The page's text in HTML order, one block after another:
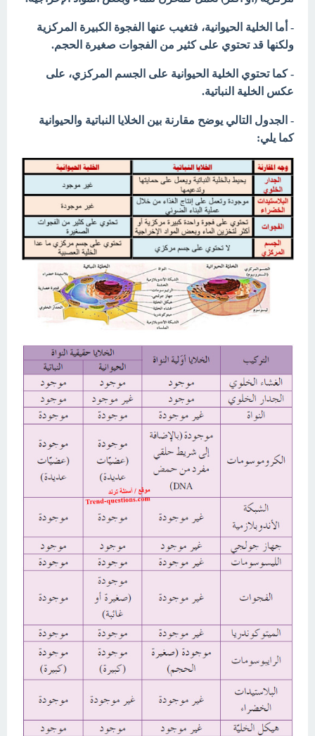
- أما الخلية الحيوانية، فتغيب عنها الفجوة الكبيرة المركزية
ولكنها قد تحتوي على كثير من الفجوات صغيرة الحجم.
- كما تحتوي الخلية الحيوانية على الجسم المركزي، على
عكس الخلية النباتية.
- الجدول التالي يوضح مقارنة بين الخلايا النباتية والحيوانية
كما يلي: